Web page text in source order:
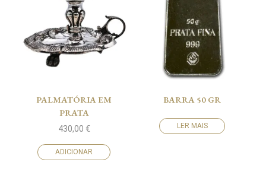
PALMATÓRIA EM
PRATA
430,00 €
ADICIONAR
BARRA 50 GR
LER MAIS